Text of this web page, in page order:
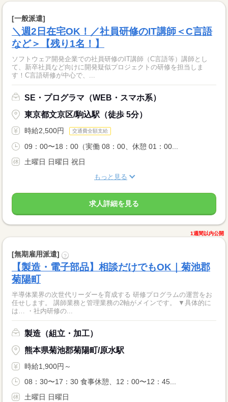
[一般派遣]
＼週2日在宅OK！／社員研修のIT講師＜C言語
など＞【残り1名！】
ソフトウェア開発企業での社員研修のIT講師（C言語等）講師とし
て、新卒社員など向けに開発疑似プロジェクトの研修を担当しま
す！C言語研修が中心で、...
SE・プログラマ（WEB・スマホ系）
東京都文京区/駒込駅（徒歩 5分）
時給2,500円 交通費全額支給
09：00〜18：00（実働 08：00、休憩 01：00...
土曜日 日曜日 祝日
もっと見る
求人詳細を見る
1週間以内公開
[無期雇用派遣] ?
【製造・電子部品】相談だけでもOK｜菊池郡
菊陽町
半導体業界の次世代リーダーを育成する 研修プログラムの運営をお
任せします。 講師業務と管理業務の2軸がメインです。 ▼具体的に
は… ・社内研修の...
製造（組立・加工）
熊本県菊池郡菊陽町/原水駅
時給1,900円～
08：30〜17：30 食事休憩、12：00〜12：45...
土曜日 日曜日